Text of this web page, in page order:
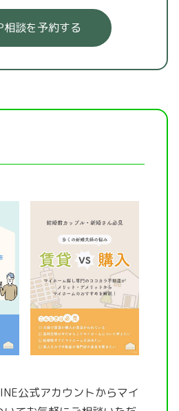
相談を予約する
公式アカウントからマイ